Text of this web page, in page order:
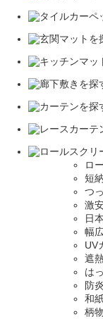
ロ
短
つ
激
日
幅
UV
遮
は
防炎
和
柄物